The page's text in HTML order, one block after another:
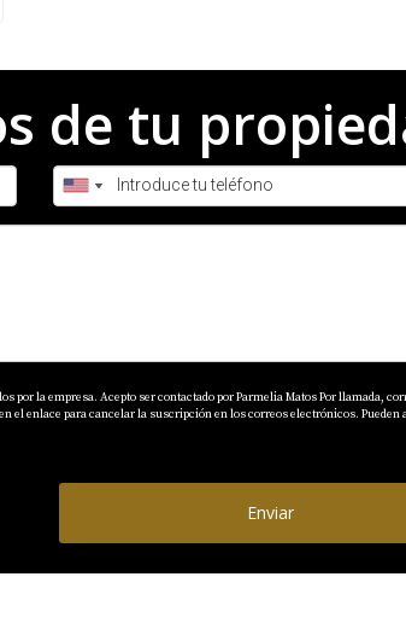
5. **Mantente actualizado**: El
inmobiliaria es esencial para cualquier
mundo inmobiliario, no dudes en
rentabilidad inmobiliaria?
6% y el 10% anual.
de tu
por la empresa. Acepto ser contactado por Parmelia Matos Por llamada,
el enlace para cancelar la suscripción en los correos electrónicos.
Enviar